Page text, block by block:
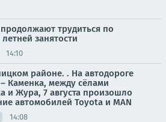
трудиться по
занятости
14:10
районе. . На автодороге
Каменка, между сёлами
и Жура, 7 августа произошло
автомобилей Toyota и MAN
14:08